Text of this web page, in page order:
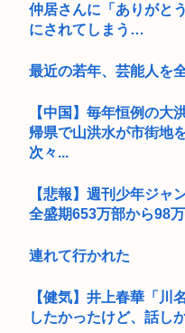
仲居さんに「ありがと
にされてしまう…
最近の若年、芸能人を
【中国】毎年恒例の
帰県で山洪水が市街地
次々...
【悲報】週刊少年ジ
全盛期653万部から98
連れて行かれた
【健気】井上春華「川
したかったけど、話し